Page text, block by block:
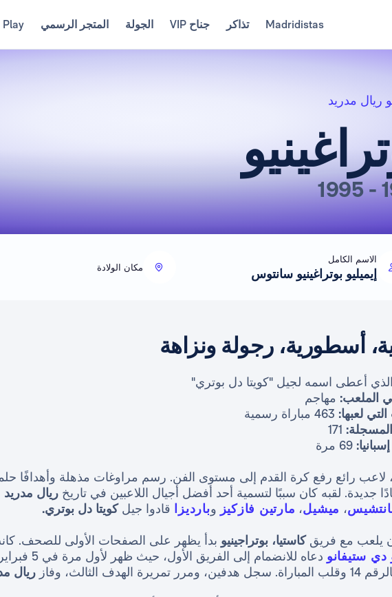
Madridistas تذاكر جناح VIP الجولة المتجر الرسمي Play
ريال مدريد
الاسم الكامل
إيميليو بوتراغينيو سانتوس مكان الولادة
أسطورية، رجولة ونزاهة
أعطى اسمه لجيل "كويتا دل بوتري"
الملعب: مهاجم
التي لعبها:
لاعب رائع رفع كرة القدم إلى مستوى الفن. رسم مراوغات مذهلة وأهدافًا
جديدة. لقبه كان سببًا لتسمية أحد أفضل أجيال اللاعبين في تاريخ ريال مدريد
، ميشيل، مارتين فازكيز وبارديزا قادوا جيلكويتا دل بوتري.
يلعب مع فريقكاستيا، بوتراجينيو بدأ يظهر على الصفحات الأولى للصحف.
دي ستيفانو
الهدف الثالث، وفاز
ريال